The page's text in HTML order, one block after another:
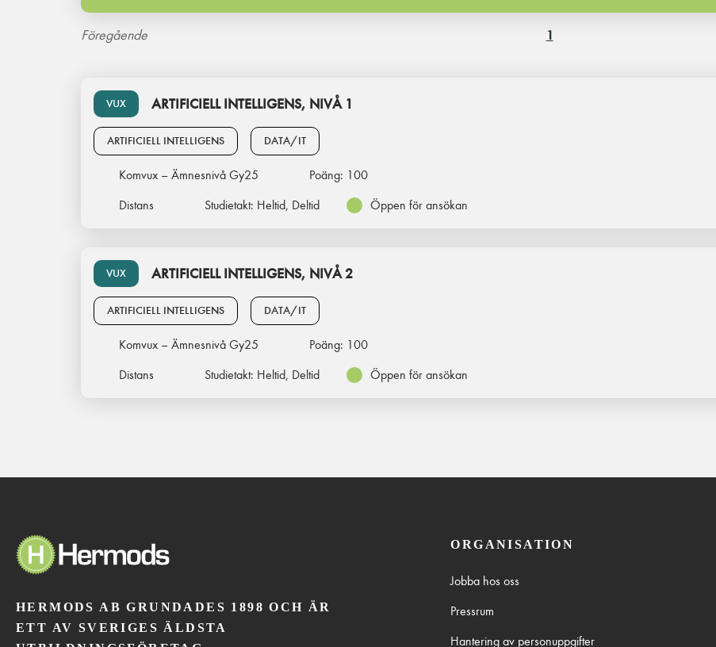
Föregående 1
VUX ARTIFICIELL INTELLIGENS, NIVÅ 1
ARTIFICIELL INTELLIGENS DATA/IT
Komvux – Ämnesnivå Gy25 Poäng: 100
Distans
Studietakt: Heltid, Deltid Öppen för ansökan
VUX ARTIFICIELL INTELLIGENS, NIVÅ 2
ARTIFICIELL INTELLIGENS DATA/IT
Komvux – Ämnesnivå Gy25 Poäng: 100
Distans
Studietakt: Heltid, Deltid Öppen för ansökan
HERMODS AB GRUNDADES 1898 OCH ÄR
ETT AV SVERIGES ÄLDSTA
ORGANISATION
Jobba hos oss
Pressrum
Hantering av personuppgifter